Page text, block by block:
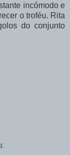
incómodo e
o troféu. Rita
do conjunto